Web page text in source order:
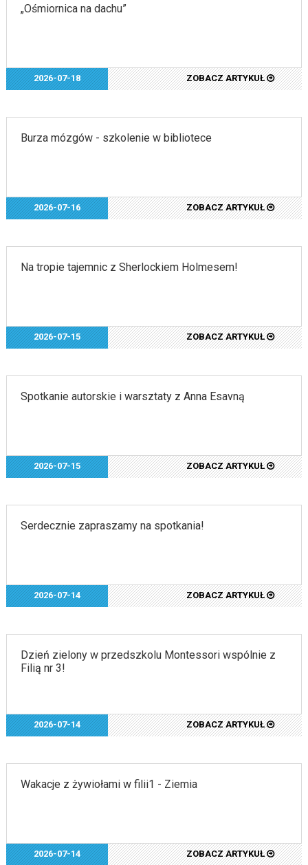
„Ośmiornica na dachu”
2026-07-18 ZOBACZ ARTYKUŁ
Burza mózgów - szkolenie w bibliotece
2026-07-16 ZOBACZ ARTYKUŁ
Na tropie tajemnic z Sherlockiem Holmesem!
2026-07-15 ZOBACZ ARTYKUŁ
Spotkanie autorskie i warsztaty z Anna Esavną
2026-07-15 ZOBACZ ARTYKUŁ
Serdecznie zapraszamy na spotkania!
2026-07-14 ZOBACZ ARTYKUŁ
Dzień zielony w przedszkolu Montessori wspólnie z
Filią nr 3!
2026-07-14 ZOBACZ ARTYKUŁ
Wakacje z żywiołami w filii1 - Ziemia
2026-07-14 ZOBACZ ARTYKUŁ